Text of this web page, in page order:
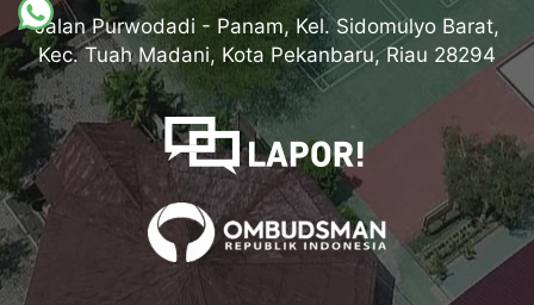
Jalan Purwodadi - Panam, Kel. Sidomulyo Barat,
Kec. Tuah Madani, Kota Pekanbaru, Riau 28294